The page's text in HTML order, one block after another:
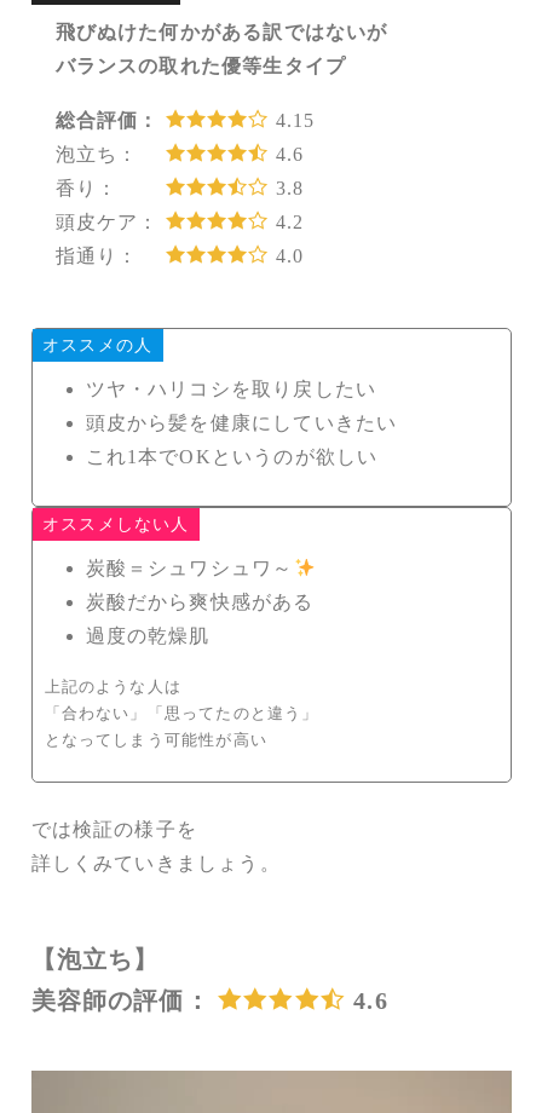
飛びぬけた何かがある訳ではないが
バランスの取れた優等生タイプ
総合評価：
4.15
泡立ち：
4.6
香り：
3.8
頭皮ケア：
4.2
指通り：
4.0
オススメの人
ツヤ・ハリコシを取り戻したい
頭皮から髪を健康にしていきたい
これ1本でOKというのが欲しい
オススメしない人
炭酸＝シュワシュワ～
炭酸だから爽快感がある
過度の乾燥肌
上記のような人は
「合わない」「思ってたのと違う」
となってしまう可能性が高い
では検証の様子を
詳しくみていきましょう。
【泡立ち】
美容師の評価：
4.6